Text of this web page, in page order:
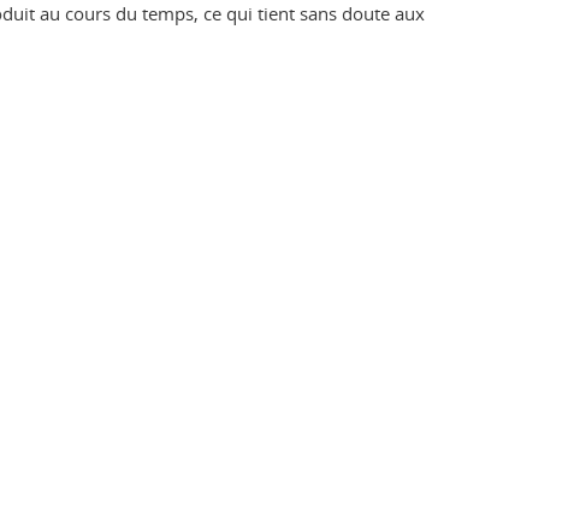
au cours du temps, ce qui tient sans doute aux